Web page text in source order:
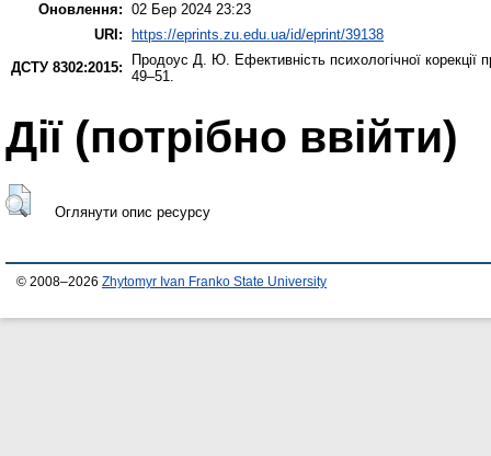
Оновлення: 02 Бер 2024 23:23
URI:
https://eprints.zu.edu.ua/id/eprint/39138
ДСТУ 8302:2015:
Продоус Д. Ю. Ефективність психологічної
49–51.
Дії ​​(потрібно ввійти)
Оглянути опис ресурсу
© 2008–2026 Zhytomyr Ivan Franko State University